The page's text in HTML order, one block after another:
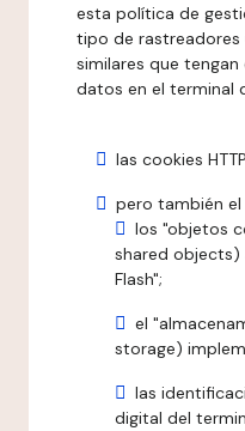
esta política de
tipo de
similares que
datos en el terminal
las cookies
pero también
los "objetos
shared objects)
Flash";
el
storage)
las
digital del